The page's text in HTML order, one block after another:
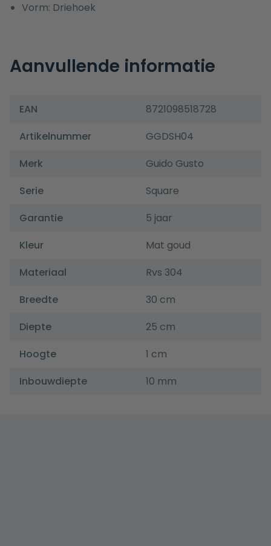
Vorm: Driehoek
Aanvullende informatie
EAN
8721098518728
Artikelnummer
GGDSH04
Merk
Guido Gusto
Serie
Square
Garantie
5 jaar
Kleur
Mat goud
Materiaal
Rvs 304
Breedte
30 cm
Diepte
25 cm
Hoogte
1 cm
Inbouwdiepte
10 mm